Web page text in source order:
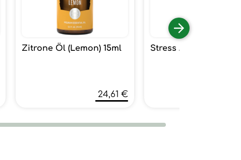
Zitrone Öl (Lemon) 15ml
24,61 €
Stress Away 15ml